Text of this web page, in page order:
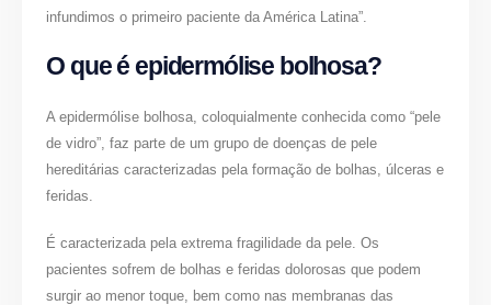
infundimos o primeiro paciente da América Latina”.
O que é epidermólise bolhosa?
A epidermólise bolhosa, coloquialmente conhecida como “pele
de vidro”, faz parte de um grupo de doenças de pele
hereditárias caracterizadas pela formação de bolhas, úlceras e
feridas.
É caracterizada pela extrema fragilidade da pele. Os
pacientes sofrem de bolhas e feridas dolorosas que podem
surgir ao menor toque, bem como nas membranas das